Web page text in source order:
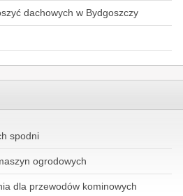
dachowych w Bydgoszczy
spodni
ogrodowych
dla przewodów kominowych